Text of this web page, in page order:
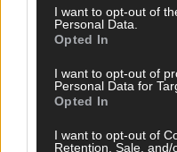
I want to opt-out of
Personal Data.
Opted In
I want to opt-out of
Personal Data for
Opted In
I want to opt-out of
Retention, Sale,
Nachrichten
Wirtschaft
Wissen
Streams & Storys